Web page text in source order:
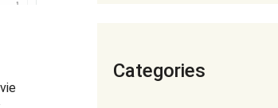
Categories